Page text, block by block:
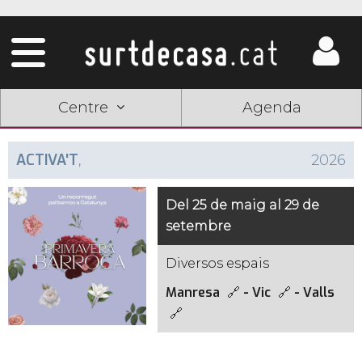
Centre Agenda
ACTIVA'T, 2026
Del 25 de maig al 29 de
setembre
Diversos espais
Manresa -Vic -Valls